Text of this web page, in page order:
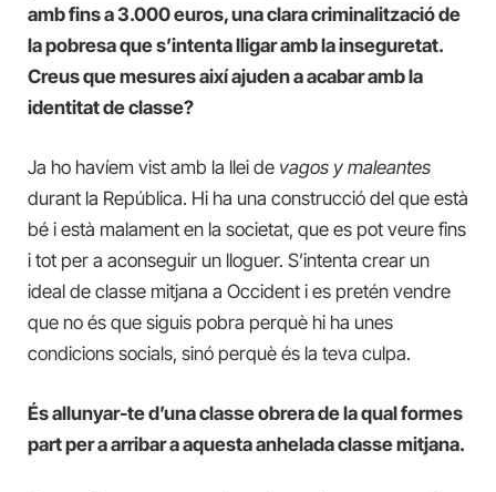
amb fins a 3.000 euros, una clara criminalització de
la pobresa que s’intenta lligar amb la inseguretat.
Creus que mesures així ajuden a acabar amb la
identitat de classe?
Ja ho havíem vist amb la llei de vagos y maleantes
durant la República. Hi ha una construcció del que està
bé i està malament en la societat, que es pot veure fins
i tot per a aconseguir un lloguer. S’intenta crear un
ideal de classe mitjana a Occident i es pretén vendre
que no és que siguis pobra perquè hi ha unes
condicions socials, sinó perquè és la teva culpa.
És allunyar-te d’una classe obrera de la qual formes
part per a arribar a aquesta anhelada classe mitjana.